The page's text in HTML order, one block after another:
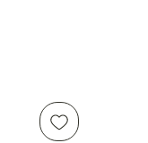
m: ¼
= 91 m
sida: 100